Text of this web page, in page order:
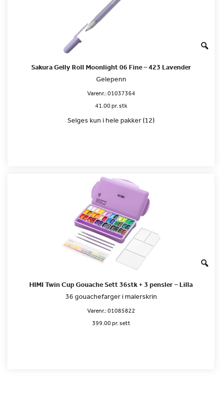
Sakura Gelly Roll Moonlight 06 Fine – 423 Lavender
Gelepenn
Varenr.:01037364
41.00 pr. stk
Selges kun i hele pakker (12)
HIMI Twin Cup Gouache Sett 36stk + 3 pensler – Lilla
36 gouachefarger i malerskrin
Varenr.:01085822
399.00 pr. sett